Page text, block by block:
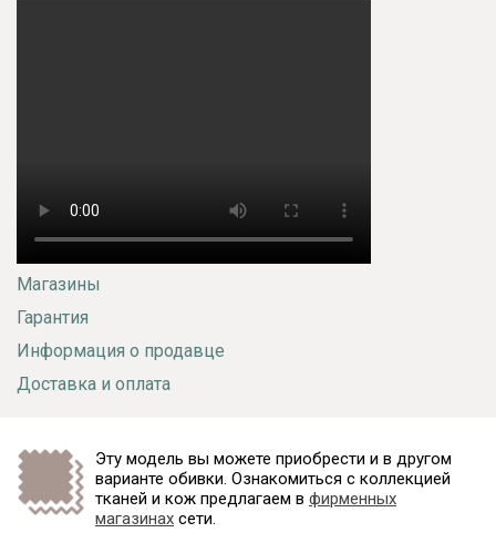
Магазины
Гарантия
Информация о продавце
Доставка и оплата
Эту модель вы можете приобрести и в другом
варианте обивки. Ознакомиться с коллекцией
тканей и кож предлагаем в фирменных
магазинах сети.